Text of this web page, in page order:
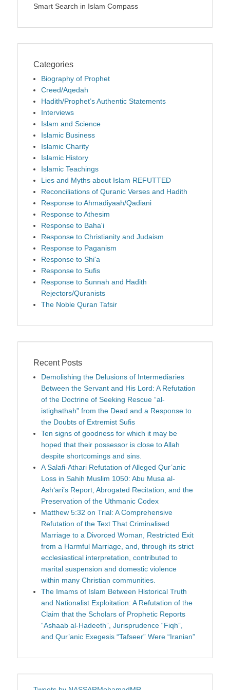
Smart Search in Islam Compass
Categories
Biography of Prophet
Creed/Aqedah
Hadith/Prophet’s Authentic Statements
Interviews
Islam and Science
Islamic Business
Islamic Charity
Islamic History
Islamic Teachings
Lies and Myths about Islam REFUTTED
Reconciliations of Quranic Verses and Hadith
Response to Ahmadiyaah/Qadiani
Response to Athesim
Response to Baha'i
Response to Christianity and Judaism
Response to Paganism
Response to Shi'a
Response to Sufis
Response to Sunnah and Hadith
Rejectors/Quranists
The Noble Quran Tafsir
Recent Posts
Demolishing the Delusions of Intermediaries
Between the Servant and His Lord: A Refutation
of the Doctrine of Seeking Rescue “al-
istighathah” from the Dead and a Response to
the Doubts of Extremist Sufis
Ten signs of goodness for which it may be
hoped that their possessor is close to Allah
despite shortcomings and sins.
A Salafi-Athari Refutation of Alleged Qur’anic
Loss in Sahih Muslim 1050: Abu Musa al-
Ash‘ari’s Report, Abrogated Recitation, and the
Preservation of the Uthmanic Codex
Matthew 5:32 on Trial: A Comprehensive
Refutation of the Text That Criminalised
Marriage to a Divorced Woman, Restricted Exit
from a Harmful Marriage, and, through its strict
ecclesiastical interpretation, contributed to
marital suspension and domestic violence
within many Christian communities.
The Imams of Islam Between Historical Truth
and Nationalist Exploitation: A Refutation of the
Claim that the Scholars of Prophetic Reports
“Ashaab al-Hadeeth”, Jurisprudence “Fiqh”,
and Qur’anic Exegesis “Tafseer” Were “Iranian”